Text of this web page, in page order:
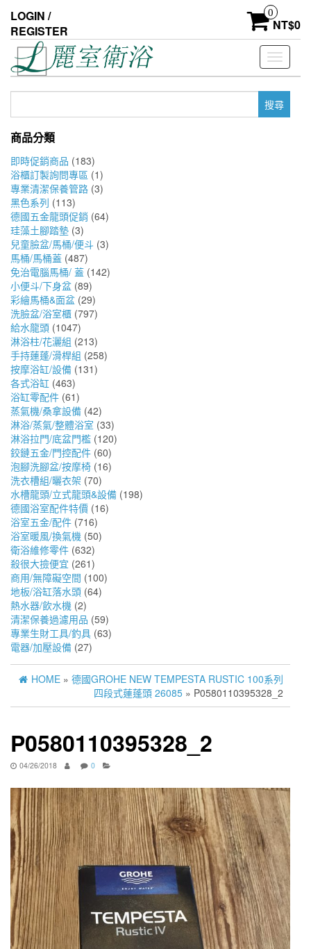
the
content
LOGIN /
REGISTER
0
NT$0
Toggle
鍵
商品分類
即時促銷商品 (183)
浴櫃訂製詢問專區 (1)
專業清潔保養管路 (3)
黑色系列 (113)
德國五金龍頭促銷 (64)
珪藻土腳踏墊 (3)
兒童臉盆/馬桶/便斗 (3)
馬桶/馬桶蓋 (487)
免治電腦馬桶/ 蓋 (142)
小便斗/下身盆 (89)
彩繪馬桶&面盆 (29)
洗臉盆/浴室櫃 (797)
給水龍頭 (1047)
淋浴柱/花灑組 (213)
手持蓮蓬/滑桿組 (258)
按摩浴缸/設備 (131)
各式浴缸 (463)
浴缸零配件 (61)
蒸氣機/桑拿設備 (42)
淋浴/蒸氣/整體浴室 (33)
淋浴拉門/底盆門檻 (120)
鉸鏈五金/門控配件 (60)
泡腳洗腳盆/按摩椅 (16)
洗衣槽組/曬衣架 (70)
水槽龍頭/立式龍頭&設備 (198)
德國浴室配件特價 (16)
浴室五金/配件 (716)
浴室暖風/換氣機 (50)
衛浴維修零件 (632)
殺很大撿便宜 (261)
商用/無障礙空間 (100)
地板/浴缸落水頭 (64)
熱水器/飲水機 (2)
清潔保養過濾用品 (59)
專業生財工具/釣具 (63)
電器/加壓設備 (27)
HOME » 德國GROHE NEW TEMPESTA RUSTIC 100系列
四段式蓮蓬頭 26085 » P0580110395328_2
P0580110395328_2
04/26/2018 0